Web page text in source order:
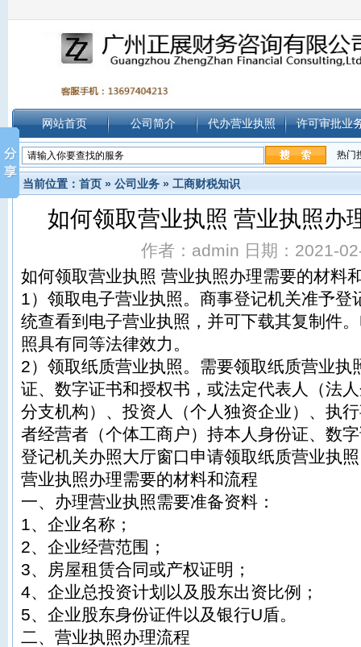
网站首页 公司简介 代办营业执照 许可审批业
热门
当前位置： 首页 » 公司业务 » 工商财税知识
如何领取营业执照 营业执照办
作者：admin 日期：2021-
如何领取营业执照 营业执照办理需要的材料
1）领取电子营业执照。商事登记机关准予登
统查看到电子营业执照，并可下载其复制件
照具有同等法律效力。
2）领取纸质营业执照。需要领取纸质营业执
证、数字证书和授权书，或法定代表人（法
分支机构）、投资人（个人独资企业）、执
者经营者（个体工商户）持本人身份证、数
登记机关办照大厅窗口申请领取纸质营业执
营业执照办理需要的材料和流程
一、办理营业执照需要准备资料：
1、企业名称；
2、企业经营范围；
3、房屋租赁合同或产权证明；
4、企业总投资计划以及股东出资比例；
5、企业股东身份证件以及银行U盾。
二、营业执照办理流程